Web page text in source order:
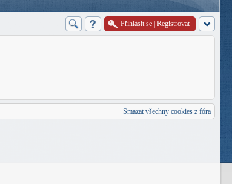
Přihlásit se Registrovat
Smazat všechny cookies z fóra